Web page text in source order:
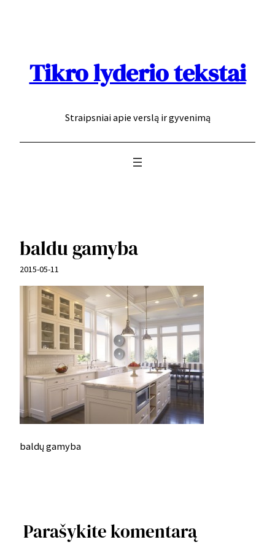
Tikro lyderio tekstai
Straipsniai apie verslą ir gyvenimą
baldu gamyba
2015-05-11
baldų gamyba
Parašykite komentarą